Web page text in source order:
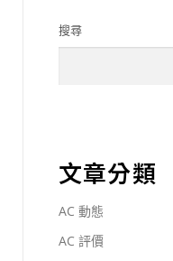
搜尋
文章分類
AC 動態
AC 評價